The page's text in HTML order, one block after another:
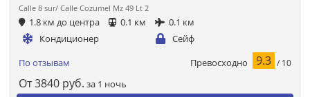
Calle 8 sur/ Calle Cozumel Mz 49 Lt 2
1.8 км до центра 0.1 км
0.1 км
Кондиционер
Сейф
По отзывам Превосходно 9.3 / 10
От3840 руб. за 1 ночь